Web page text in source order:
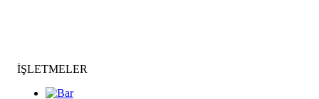
İŞLETMELER